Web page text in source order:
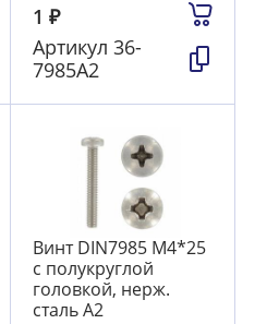
1 ₽
Артикул 36-
7985А2
Винт DIN7985 М4*25
с полукруглой
головкой, нерж.
сталь А2